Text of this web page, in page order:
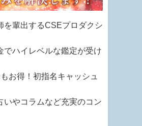
を輩出するCSEプロダクシ
でハイレベルな鑑定が受け
お得！初指名キャッシュ
いやコラムなど充実のコン